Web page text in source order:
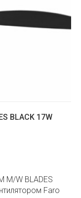
BLACK 17W
M/W BLADES
Faro